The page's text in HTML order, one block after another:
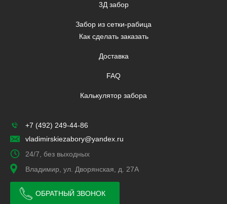
3Д забор
Забор из сетки-рабица
Как сделать заказать
Доставка
FAQ
Калькулятор забора
+7 (492) 249-44-86
vladimirskiezabory@yandex.ru
24/7, без выходных
Владимир, ул. Дворянская, д. 27А
ОБРАТНЫЙ ЗВОНОК